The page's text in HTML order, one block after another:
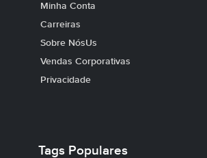
Minha Conta
Carreiras
Sobre NósUs
Vendas Corporativas
Privacidade
Tags Populares